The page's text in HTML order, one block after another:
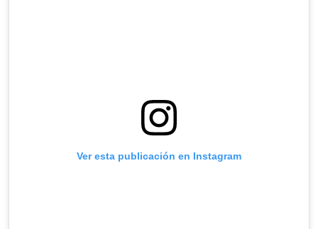
Ver esta publicación en Instagram